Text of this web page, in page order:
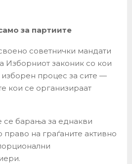
за партиите
советнички мандати
Изборниот законик со кои
процес за сите —
кои се организираат
барања за еднакви
право на граѓаните активно